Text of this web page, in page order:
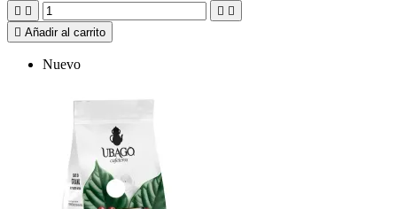
   
 Añadir al carrito
Nuevo